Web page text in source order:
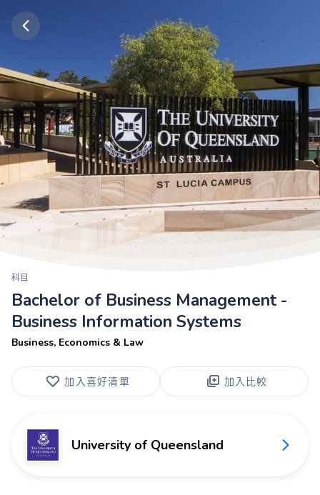
科目
Bachelor of Business Management -
Business Information Systems
Business, Economics & Law
加入喜好清單 加入比較
University of Queensland